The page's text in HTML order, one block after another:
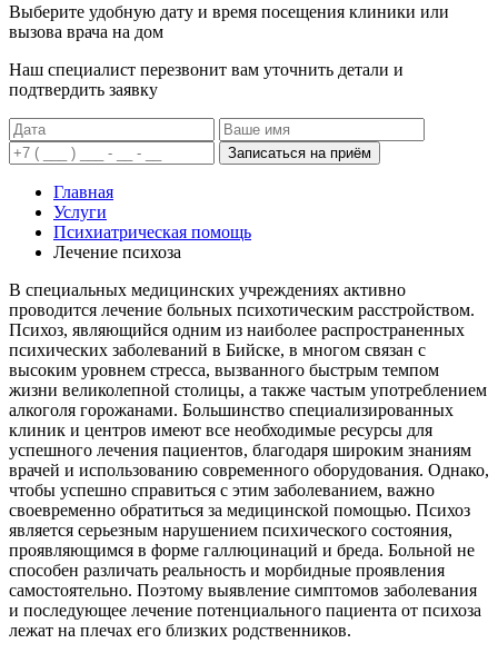
Выберите удобную дату и время посещения клиники или
вызова врача на дом
Наш специалист перезвонит вам уточнить детали и
подтвердить заявку
Записаться на приём
Главная
Услуги
Психиатрическая помощь
Лечение психоза
В специальных медицинских учреждениях активно
проводится лечение больных психотическим расстройством.
Психоз, являющийся одним из наиболее распространенных
психических заболеваний в Бийске, в многом связан с
высоким уровнем стресса, вызванного быстрым темпом
жизни великолепной столицы, а также частым употреблением
алкоголя горожанами. Большинство специализированных
клиник и центров имеют все необходимые ресурсы для
успешного лечения пациентов, благодаря широким знаниям
врачей и использованию современного оборудования. Однако,
чтобы успешно справиться с этим заболеванием, важно
своевременно обратиться за медицинской помощью. Психоз
является серьезным нарушением психического состояния,
проявляющимся в форме галлюцинаций и бреда. Больной не
способен различать реальность и морбидные проявления
самостоятельно. Поэтому выявление симптомов заболевания
и последующее лечение потенциального пациента от психоза
лежат на плечах его близких родственников.